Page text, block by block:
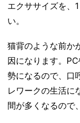
エクササイズを、
い。
猫背のような前か
因になります。
勢になるので、口
レワークの生活に
間が多くなるので